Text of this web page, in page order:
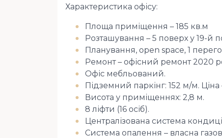
Характеристика офісу:
Площа приміщення – 185 кв.м
Розташування – 5 поверх у 19-й
Планування, open space, 1
Ремонт – офісний ремонт 2020
Офіс мебльований.
Підземний паркінг: 152 м/м.
Висота у приміщеннях: 2,8 м.
8 ліфти (16 осіб).
Централізована система
Система опалення – власна